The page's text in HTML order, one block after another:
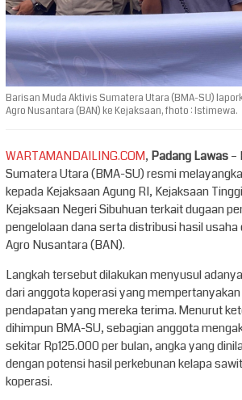
Barisan Muda Aktivis Sumatera Utara (BMA-SU)
Agro Nusantara (BAN) ke Kejaksaan, fhoto : Istimewa.
WARTAMANDAILING.COM, Padang Lawas–
Sumatera Utara (BMA-SU) resmi
kepada Kejaksaan Agung RI, Kejaksaan
Kejaksaan Negeri Sibuhuan terkait dugaan
pengelolaan dana serta distribusi hasil
Agro Nusantara (BAN).
Langkah tersebut dilakukan menyusul
dari anggota koperasi yang
pendapatan yang mereka terima. Menurut
dihimpun BMA-SU, sebagian anggota
sekitar Rp125.000 per bulan, angka yang
dengan potensi hasil perkebunan kelapa
koperasi.